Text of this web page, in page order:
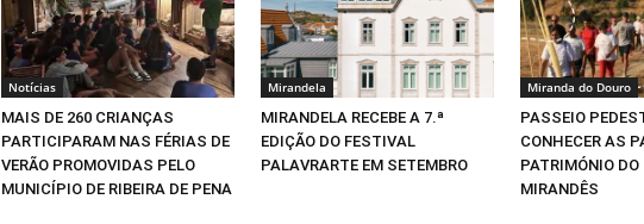
Notícias
MAIS DE 260 CRIANÇAS
PARTICIPARAM NAS FÉRIAS DE
VERÃO PROMOVIDAS PELO
MUNICÍPIO DE RIBEIRA DE PENA
Mirandela
MIRANDELA RECEBE A 7.ª
EDIÇÃO DO FESTIVAL
PALAVRARTE EM SETEMBRO
Miranda do Douro
PASSEIO
CONHECER AS
PATRIMÓNIO
MIRANDÊS